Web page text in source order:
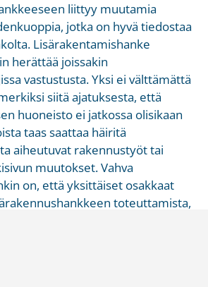
liittyy muutamia
jotka on hyvä tiedostaa
Lisärakentamishanke
herättää joissakin
vastustusta. Yksi ei välttämättä
siitä ajatuksesta, että
huoneisto ei jatkossa olisikaan
taas saattaa häiritä
aiheutuvat rakennustyöt tai
muutokset. Vahva
on, että yksittäiset osakkaat
toteuttamista,